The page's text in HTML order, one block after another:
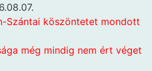
Szántai köszöntetet mondott
még mindig nem ért véget